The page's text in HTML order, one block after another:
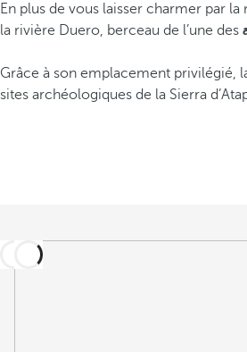
En plus de vous laisser charmer par la
la rivière Duero, berceau de l’une des
Grâce à son emplacement privilégié,
sites archéologiques de la Sierra